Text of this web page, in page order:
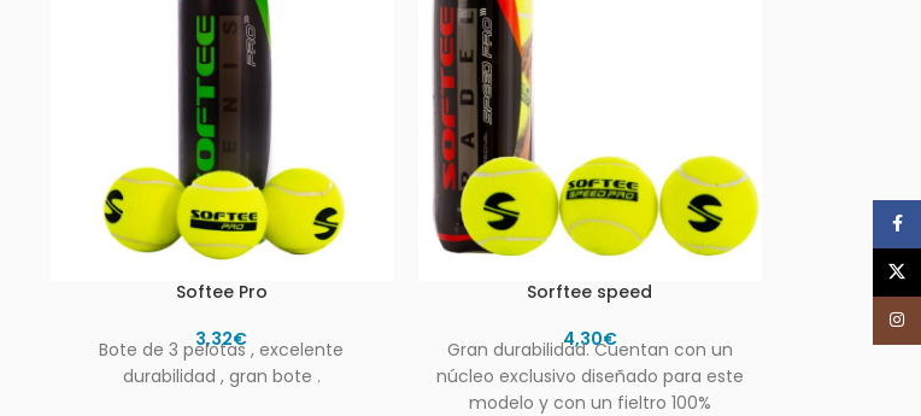
Softee Pro
3,32€
Bote de 3 pelotas , excelente
durabilidad , gran bote .
Sorftee speed
4,30€
Gran durabilidad. Cuentan con un
núcleo exclusivo diseñado para este
modelo y con un fieltro 100%
Cubo
Cubo